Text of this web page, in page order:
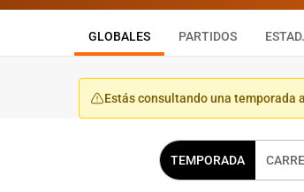
GLOBALES PARTIDOS
Estás consultando una temporada
TEMPORADA